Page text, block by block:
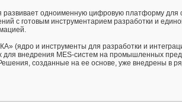
развивает одноименную цифровую платформу
с готовым инструментарием разработки и
(ядро и инструменты для разработки и
для внедрения MES-систем на промышленных
созданные на ее основе, уже внедрены в